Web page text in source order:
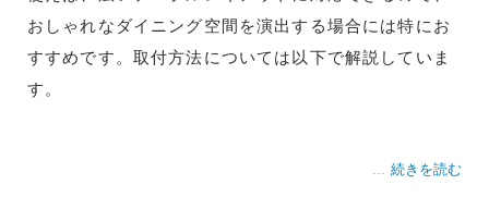
おしゃれなダイニング空間を演出する場合には特にお
すすめです。取付方法については以下で解説していま
す。
続きを読む